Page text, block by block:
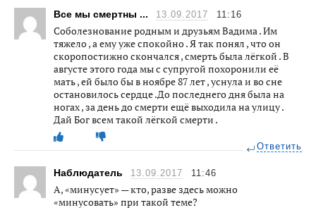
Все мы смертны ... 13.09.2017 11:16
Соболезнование родным и друзьям Вадима . Им
тяжело , а ему уже спокойно . Я так понял , что он
скоропостижно скончался , смерть была лёгкой . В
августе этого года мы с супругой похоронили её
мать , ей было бы в ноябре 87 лет , уснула и во сне
остановилось сердце .До последнего дня была на
ногах , за день до смерти ещё выходила на улицу .
Дай Бог всем такой лёгкой смерти .
Ответить
Наблюдатель 13.09.2017 11:46
А, «минусует» — кто, разве здесь можно
«минусовать» при такой теме?